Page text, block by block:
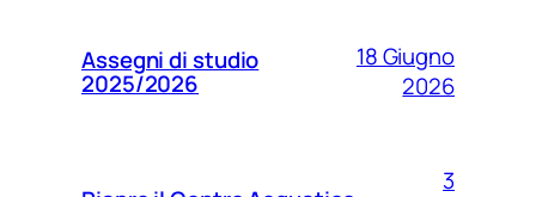
Assegni di studio
2025/2026
18 Giugno
2026
3